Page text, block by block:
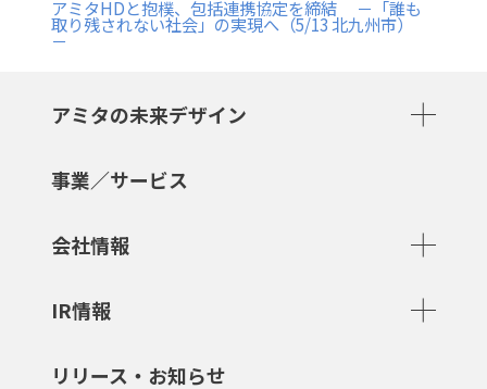
アミタHDと抱樸、包括連携協定を締結 －「誰も
取り残されない社会」の実現へ（5/13 北九州市）
－
アミタの未来デザイン
事業／サービス
会社情報
IR情報
リリース・お知らせ